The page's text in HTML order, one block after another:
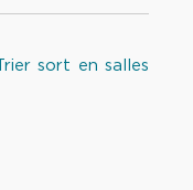
sort en salles